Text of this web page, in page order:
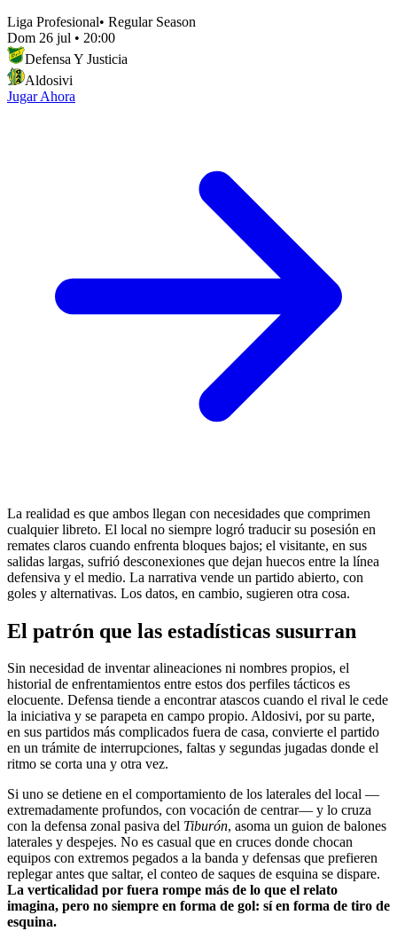
Liga Profesional• Regular Season
Dom 26 jul • 20:00
Defensa Y Justicia
Aldosivi
Jugar Ahora
La realidad es que ambos llegan con necesidades que comprimen
cualquier libreto. El local no siempre logró traducir su posesión en
remates claros cuando enfrenta bloques bajos; el visitante, en sus
salidas largas, sufrió desconexiones que dejan huecos entre la línea
defensiva y el medio. La narrativa vende un partido abierto, con
goles y alternativas. Los datos, en cambio, sugieren otra cosa.
El patrón que las estadísticas susurran
Sin necesidad de inventar alineaciones ni nombres propios, el
historial de enfrentamientos entre estos dos perfiles tácticos es
elocuente. Defensa tiende a encontrar atascos cuando el rival le cede
la iniciativa y se parapeta en campo propio. Aldosivi, por su parte,
en sus partidos más complicados fuera de casa, convierte el partido
en un trámite de interrupciones, faltas y segundas jugadas donde el
ritmo se corta una y otra vez.
Si uno se detiene en el comportamiento de los laterales del local —
extremadamente profundos, con vocación de centrar— y lo cruza
con la defensa zonal pasiva del Tiburón, asoma un guion de balones
laterales y despejes. No es casual que en cruces donde chocan
equipos con extremos pegados a la banda y defensas que prefieren
replegar antes que saltar, el conteo de saques de esquina se dispare.
La verticalidad por fuera rompe más de lo que el relato
imagina, pero no siempre en forma de gol: sí en forma de tiro de
esquina.